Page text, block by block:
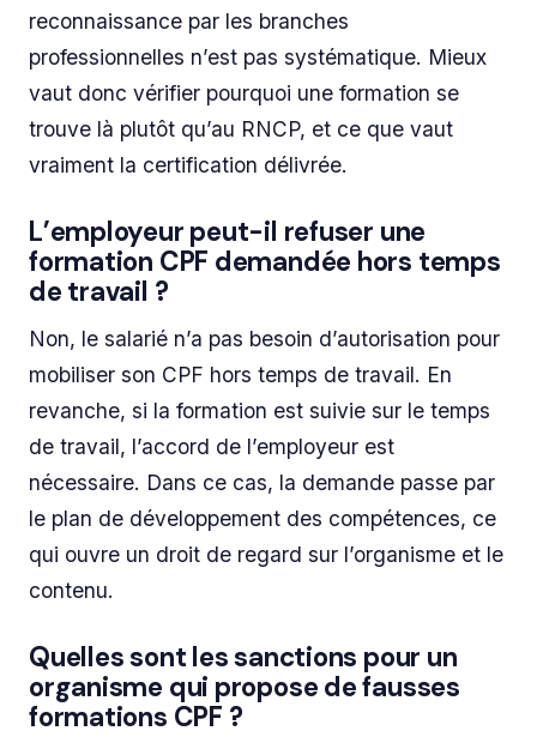
reconnaissance par les branches
professionnelles n’est pas systématique. Mieux
vaut donc vérifier pourquoi une formation se
trouve là plutôt qu’au RNCP, et ce que vaut
vraiment la certification délivrée.
L’employeur peut-il refuser une
formation CPF demandée hors temps
de travail ?
Non, le salarié n’a pas besoin d’autorisation pour
mobiliser son CPF hors temps de travail. En
revanche, si la formation est suivie sur le temps
de travail, l’accord de l’employeur est
nécessaire. Dans ce cas, la demande passe par
le plan de développement des compétences, ce
qui ouvre un droit de regard sur l’organisme et le
contenu.
Quelles sont les sanctions pour un
organisme qui propose de fausses
formations CPF ?